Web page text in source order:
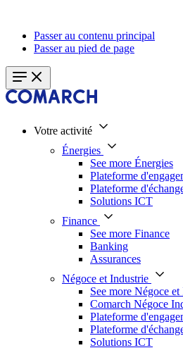
Passer au contenu principal
Passer au pied de page
Votre activité
Énergies
See more Énergies
Plateforme
Plateforme
Solutions ICT
Finance
See more Finance
Banking
Assurances
Négoce et Industrie
See more Négoce
Comarch Négoce
Plateforme
Plateforme
Solutions ICT